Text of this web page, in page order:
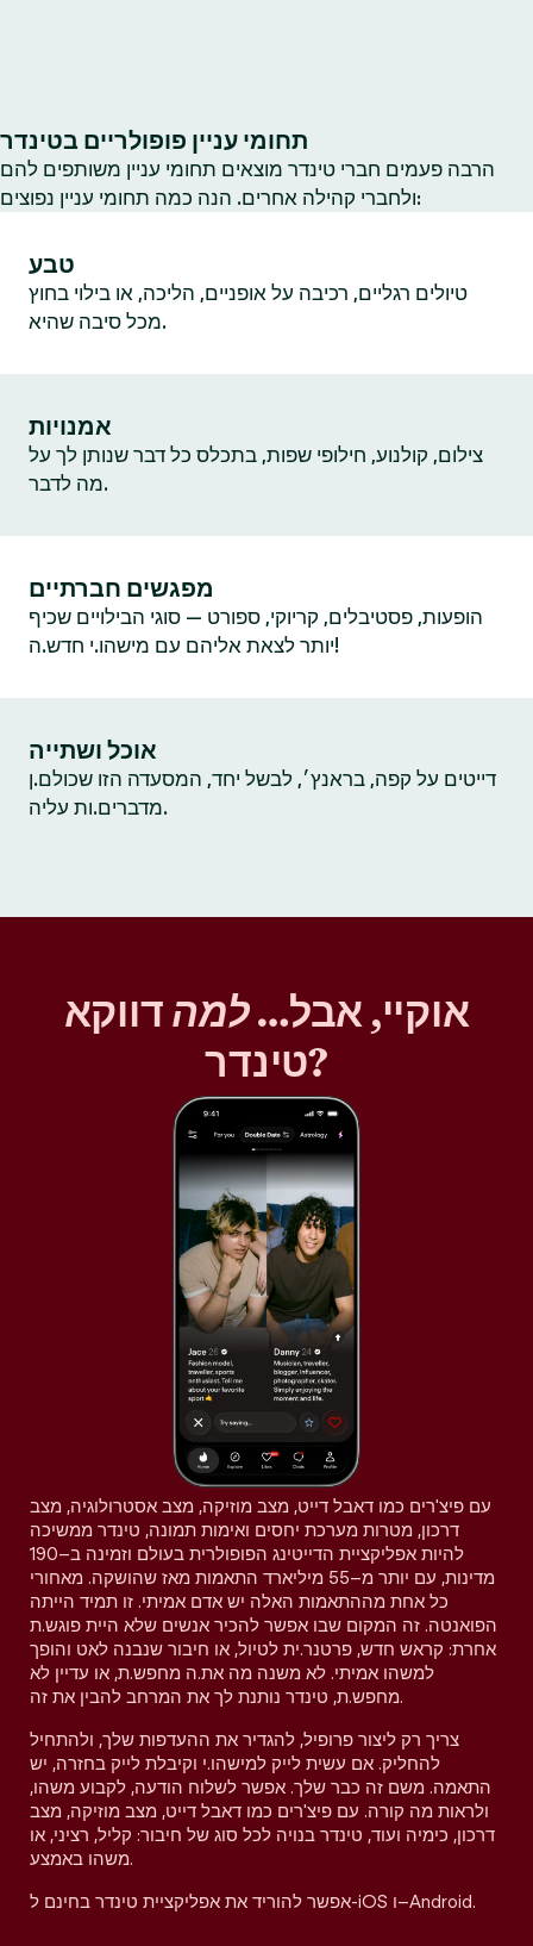
תחומי עניין פופולריים בטינדר
הרבה פעמים חברי טינדר מוצאים תחומי עניין משותפים להם
ולחברי קהילה אחרים. הנה כמה תחומי עניין נפוצים:
טבע
טיולים רגליים, רכיבה על אופניים, הליכה, או בילוי בחוץ
מכל סיבה שהיא.
אמנויות
צילום, קולנוע, חילופי שפות, בתכלס כל דבר שנותן לך על
מה לדבר.
מפגשים חברתיים
הופעות, פסטיבלים, קריוקי, ספורט — סוגי הבילויים שכיף
יותר לצאת אליהם עם מישהו.י חדש.ה!
אוכל ושתייה
דייטים על קפה, בראנץ׳, לבשל יחד, המסעדה הזו שכולם.ן
מדברים.ות עליה.
אוקיי, אבל…למהדווקא
טינדר?
עם פיצ'רים כמו דאבל דייט, מצב מוזיקה, מצב אסטרולוגיה, מצב
דרכון, מטרות מערכת יחסים ואימות תמונה, טינדר ממשיכה
להיות אפליקציית הדייטינג הפופולרית בעולם וזמינה ב–190
מדינות, עם יותר מ–55 מיליארד התאמות מאז שהושקה. מאחורי
כל אחת מההתאמות האלה יש אדם אמיתי. זו תמיד הייתה
הפואנטה. זה המקום שבו אפשר להכיר אנשים שלא היית פוגש.ת
אחרת: קראש חדש, פרטנר.ית לטיול, או חיבור שנבנה לאט והופך
למשהו אמיתי. לא משנה מה את.ה מחפש.ת, או עדיין לא
מחפש.ת, טינדר נותנת לך את המרחב להבין את זה.
צריך רק ליצור פרופיל, להגדיר את ההעדפות שלך, ולהתחיל
להחליק. אם עשית לייק למישהו.י וקיבלת לייק בחזרה, יש
התאמה. משם זה כבר שלך. אפשר לשלוח הודעה, לקבוע משהו,
ולראות מה קורה. עם פיצ'רים כמו דאבל דייט, מצב מוזיקה, מצב
דרכון, כימיה ועוד, טינדר בנויה לכל סוג של חיבור: קליל, רציני, או
משהו באמצע.
אפשר להוריד את אפליקציית טינדר בחינם ל-iOS ו–Android.